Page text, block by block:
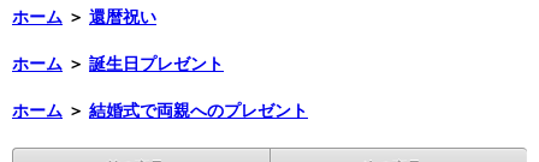
ホーム ＞ 還暦祝い
ホーム ＞ 誕生日プレゼント
ホーム ＞ 結婚式で両親へのプレゼント